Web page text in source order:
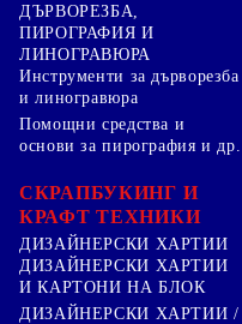
ДЪРВОРЕЗБА,
ПИРОГРАФИЯ И
ЛИНОГРАВЮРА
Инструменти за дърворезба
и линогравюра
Помощни средства и
основи за пирография и др.
СКРАПБУКИНГ И
КРАФТ ТЕХНИКИ
ДИЗАЙНЕРСКИ ХАРТИИ
ДИЗАЙНЕРСКИ ХАРТИИ
И КАРТОНИ НА БЛОК
ДИЗАЙНЕРСКИ ХАРТИИ /